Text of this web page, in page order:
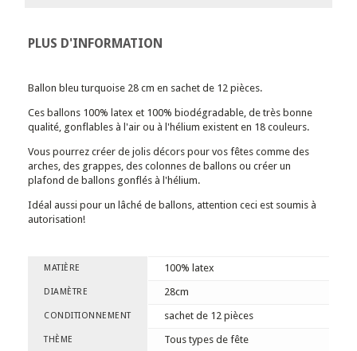
PLUS D'INFORMATION
Ballon bleu turquoise 28 cm en sachet de 12 pièces.
Ces ballons 100% latex et 100% biodégradable, de très bonne
qualité, gonflables à l'air ou à l'hélium existent en 18 couleurs.
Vous pourrez créer de jolis décors pour vos fêtes comme des
arches, des grappes, des colonnes de ballons ou créer un
plafond de ballons gonflés à l'hélium.
Idéal aussi pour un lâché de ballons, attention ceci est soumis à
autorisation!
MATIÈRE 100% latex
DIAMÈTRE 28cm
CONDITIONNEMENT sachet de 12 pièces
THÈME Tous types de fête